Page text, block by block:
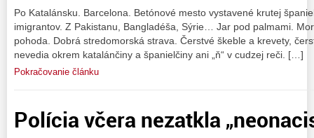
Po Katalánsku. Barcelona. Betónové mesto vystavené krutej
imigrantov. Z Pakistanu, Bangladéša, Sýrie… Jar pod palmami.
pohoda. Dobrá stredomorská strava. Čerstvé škeble a krevety,
nevedia okrem katalánčiny a španielčiny ani „ň“ v cudzej reči. […]
Pokračovanie článku
Polícia včera nezatkla